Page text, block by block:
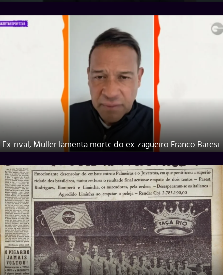
Ex-rival, Muller lamenta morte do ex-zagueiro Franco Baresi